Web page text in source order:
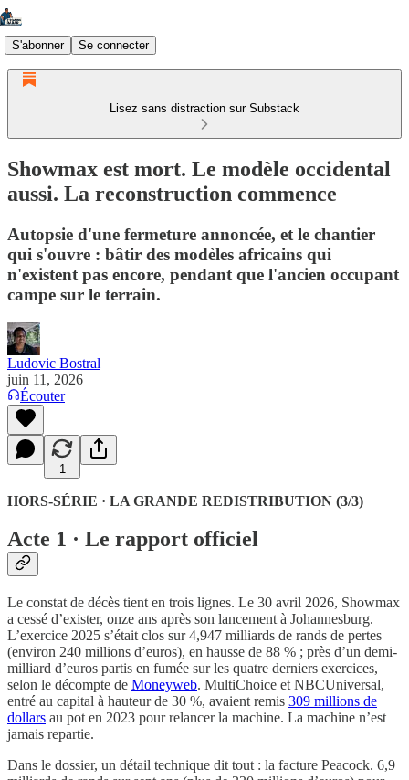
S'abonner Se connecter
Lisez sans distraction sur Substack
Showmax est mort. Le modèle occidental
aussi. La reconstruction commence
Autopsie d'une fermeture annoncée, et le chantier
qui s'ouvre : bâtir des modèles africains qui
n'existent pas encore, pendant que l'ancien occupant
campe sur le terrain.
Ludovic Bostral
juin 11, 2026
Écouter
1
HORS-SÉRIE · LA GRANDE REDISTRIBUTION (3/3)
Acte 1 · Le rapport officiel
Le constat de décès tient en trois lignes. Le 30 avril 2026, Showmax
a cessé d’exister, onze ans après son lancement à Johannesburg.
L’exercice 2025 s’était clos sur 4,947 milliards de rands de pertes
(environ 240 millions d’euros), en hausse de 88 % ; près d’un demi-
milliard d’euros partis en fumée sur les quatre derniers exercices,
selon le décompte de Moneyweb. MultiChoice et NBCUniversal,
entré au capital à hauteur de 30 %, avaient remis 309 millions de
dollars au pot en 2023 pour relancer la machine. La machine n’est
jamais repartie.
Dans le dossier, un détail technique dit tout : la facture Peacock. 6,9